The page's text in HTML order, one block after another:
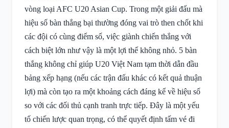
vòng loại AFC U20 Asian Cup. Trong một giải đấu mà
hiệu số bàn thắng bại thường đóng vai trò then chốt khi
các đội có cùng điểm số, việc giành chiến thắng với
cách biệt lớn như vậy là một lợi thế không nhỏ. 5 bàn
thắng không chỉ giúp U20 Việt Nam tạm thời dẫn đầu
bảng xếp hạng (nếu các trận đấu khác có kết quả thuận
lợi) mà còn tạo ra một khoảng cách đáng kể về hiệu số
so với các đối thủ cạnh tranh trực tiếp. Đây là một yếu
tố chiến lược quan trọng, có thể quyết định tấm vé đi